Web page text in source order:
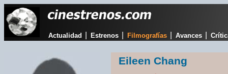
Actualidad Estrenos Filmografías Avances
Eileen Chang